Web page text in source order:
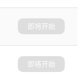
即将开始
即将开始